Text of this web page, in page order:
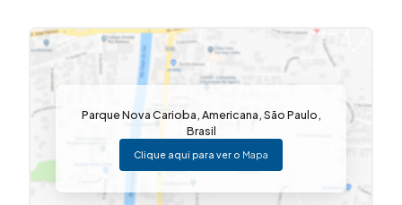
Imóveis (19) 3648-8494 A imobiliária que causa magia em
você!
Parque Nova Carioba,Americana,São Paulo,
Brasil
Clique aqui para ver o Mapa